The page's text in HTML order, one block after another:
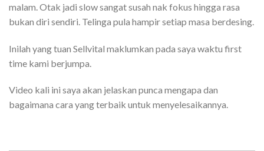
malam. Otak jadi slow sangat susah nak fokus hingga rasa
bukan diri sendiri. Telinga pula hampir setiap masa berdesing.
Inilah yang tuan Sellvital maklumkan pada saya waktu first
time kami berjumpa.
Video kali ini saya akan jelaskan punca mengapa dan
bagaimana cara yang terbaik untuk menyelesaikannya.